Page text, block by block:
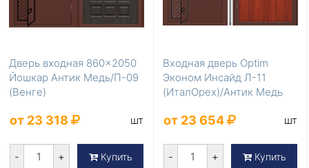
Дверь входная 860×2050
Йошкар Антик Медь/П-09
(Венге)
от 23 318 шт
- + Купить
Входная дверь Optim
Эконом Инсайд Л-11
(ИталОрех)/Антик Медь
от 23 654 шт
- + Купить